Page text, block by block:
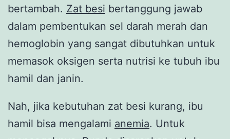
bertambah. Zat besi bertanggung jawab
dalam pembentukan sel darah merah dan
hemoglobin yang sangat dibutuhkan untuk
memasok oksigen serta nutrisi ke tubuh ibu
hamil dan janin.
Nah, jika kebutuhan zat besi kurang, ibu
hamil bisa mengalami anemia. Untuk